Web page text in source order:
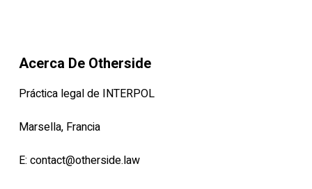
Acerca De Otherside
Práctica legal de INTERPOL
Marsella, Francia
E: contact@otherside.law